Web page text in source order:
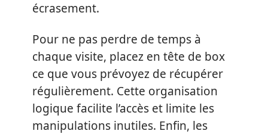
écrasement.
Pour ne pas perdre de temps à
chaque visite, placez en tête de box
ce que vous prévoyez de récupérer
régulièrement. Cette organisation
logique facilite l’accès et limite les
manipulations inutiles. Enfin, les